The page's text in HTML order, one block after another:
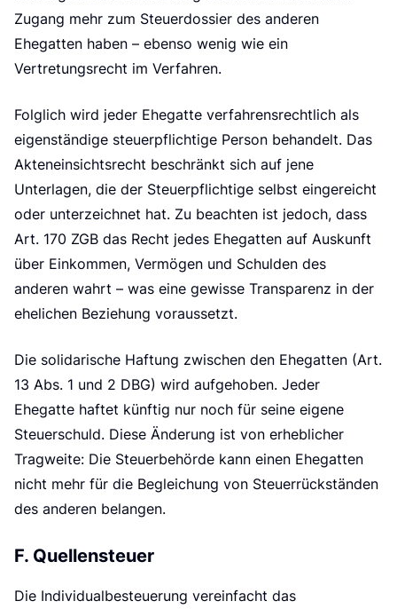
Zugang mehr zum Steuerdossier des anderen
Ehegatten haben – ebenso wenig wie ein
Vertretungsrecht im Verfahren.
Folglich wird jeder Ehegatte verfahrensrechtlich als
eigenständige steuerpflichtige Person behandelt. Das
Akteneinsichtsrecht beschränkt sich auf jene
Unterlagen, die der Steuerpflichtige selbst eingereicht
oder unterzeichnet hat. Zu beachten ist jedoch, dass
Art. 170 ZGB das Recht jedes Ehegatten auf Auskunft
über Einkommen, Vermögen und Schulden des
anderen wahrt – was eine gewisse Transparenz in der
ehelichen Beziehung voraussetzt.
Die solidarische Haftung zwischen den Ehegatten (Art.
13 Abs. 1 und 2 DBG) wird aufgehoben. Jeder
Ehegatte haftet künftig nur noch für seine eigene
Steuerschuld. Diese Änderung ist von erheblicher
Tragweite: Die Steuerbehörde kann einen Ehegatten
nicht mehr für die Begleichung von Steuerrückständen
des anderen belangen.
F. Quellensteuer
Die Individualbesteuerung vereinfacht das